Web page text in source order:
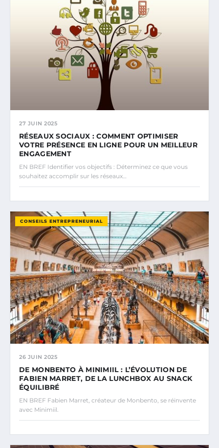
27 JUIN 2025
RÉSEAUX SOCIAUX : COMMENT OPTIMISER
VOTRE PRÉSENCE EN LIGNE POUR UN MEILLEUR
ENGAGEMENT
EN BREF Identifier vos objectifs : Déterminez ce que vous
souhaitez accomplir sur les réseaux…
CONSEILS ENTREPRENEURIAL
26 JUIN 2025
DE MONBENTO À MINIMIIL : L’ÉVOLUTION DE
FABIEN MARRET, DE LA LUNCHBOX AU SNACK
ÉQUILIBRÉ
EN BREF Fabien Marret, créateur de Monbento, se réinvente
avec Minimiil.